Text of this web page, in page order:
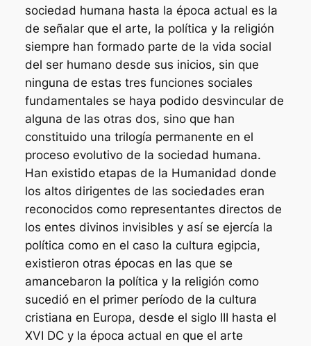
sociedad humana hasta la época actual es la
de señalar que el arte, la política y la religión
siempre han formado parte de la vida social
del ser humano desde sus inicios, sin que
ninguna de estas tres funciones sociales
fundamentales se haya podido desvincular de
alguna de las otras dos, sino que han
constituido una trilogía permanente en el
proceso evolutivo de la sociedad humana.
Han existido etapas de la Humanidad donde
los altos dirigentes de las sociedades eran
reconocidos como representantes directos de
los entes divinos invisibles y así se ejercía la
política como en el caso la cultura egipcia,
existieron otras épocas en las que se
amancebaron la política y la religión como
sucedió en el primer período de la cultura
cristiana en Europa, desde el siglo III hasta el
XVI DC y la época actual en que el arte